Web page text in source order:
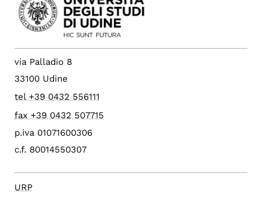
via Palladio 8
33100 Udine
tel +39 0432 556111
fax +39 0432 507715
p.iva 01071600306
c.f. 80014550307
URP